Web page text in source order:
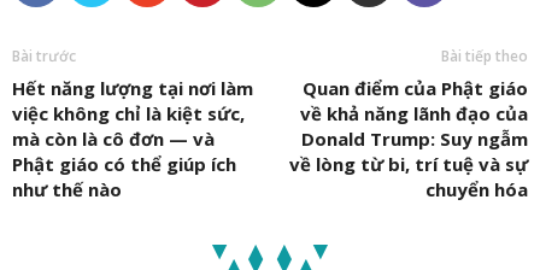
Bài trước
Hết năng lượng tại nơi làm
việc không chỉ là kiệt sức,
mà còn là cô đơn — và
Phật giáo có thể giúp ích
như thế nào
Bài tiếp theo
Quan điểm của Phật giáo
về khả năng lãnh đạo của
Donald Trump: Suy ngẫm
về lòng từ bi, trí tuệ và sự
chuyển hóa